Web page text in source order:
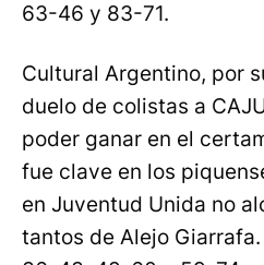
63-46 y 83-71.
Cultural Argentino, por
duelo de colistas a
poder ganar en el
fue clave en los
en Juventud Unida no
tantos de Alejo